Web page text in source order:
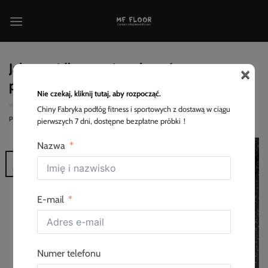
do
Jak prawidłowo zainstalować gumową
podłogę rolowaną?
POSTED ON2025-05-06 <SPAN CLASS="BYEVA
maj
Nie czekaj, kliknij tutaj, aby rozpocząć.
Chiny Fabryka podłóg fitness i sportowych z dostawą w ciągu
pierwszych 7 dni, dostępne bezpłatne próbki！
Nazwa
E-mail
Numer telefonu
×